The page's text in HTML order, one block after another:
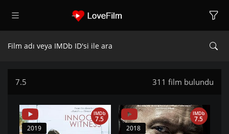
7.5 311 film bulundu
IMDb
7.5
2019
IMDb
7.5
2018